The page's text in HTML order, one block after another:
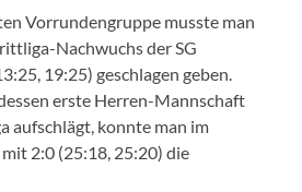
Vorrundengruppe musste man
Nachwuchs der SG
19:25) geschlagen geben.
erste Herren-Mannschaft
aufschlägt, konnte man im
2:0 (25:18, 25:20) die